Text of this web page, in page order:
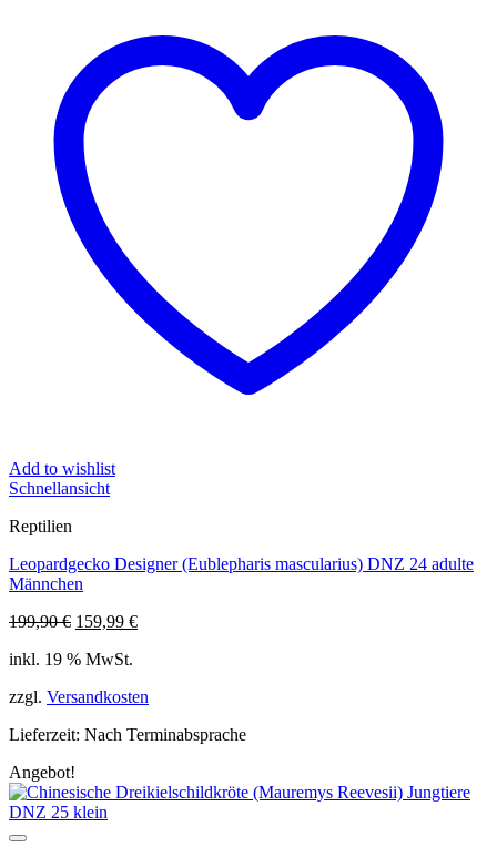
Add to wishlist
Schnellansicht
Reptilien
Leopardgecko Designer (Eublepharis mascularius) DNZ 24 adulte
Männchen
199,90€ Ursprünglicher
war:
159,99 €Aktueller
inkl. 19 % MwSt.
zzgl. Versandkosten
Lieferzeit: Nach Terminabsprache
Angebot!